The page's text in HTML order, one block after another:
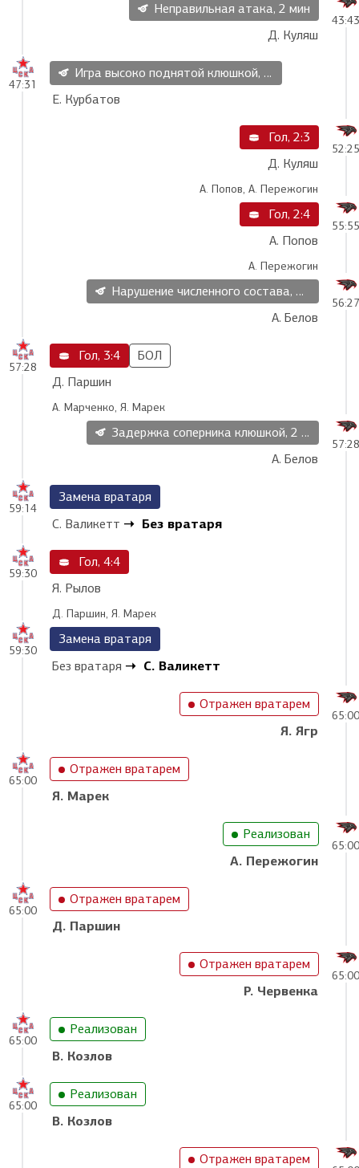
43:43
Неправильная атака, 2 мин
Д. Куляш
47:31
Игра высоко поднятой клюшкой, 2 мин
Е. Курбатов
52:25
Гол, 2:3
Д. Куляш
А. Попов, А. Пережогин
55:55
Гол, 2:4
А. Попов
А. Пережогин
56:27
Нарушение численного состава, 2 мин
А. Белов
57:28
Гол, 3:4
БОЛ
Д. Паршин
А. Марченко, Я. Марек
57:28
Задержка соперника клюшкой, 2 мин
А. Белов
59:14
Замена вратаря
С. Валикетт
Без вратаря
59:30
Гол, 4:4
Я. Рылов
Д. Паршин, Я. Марек
59:30
Замена вратаря
Без вратаря
С. Валикетт
65:00
Отражен вратарем
Я. Ягр
65:00
Отражен вратарем
Я. Марек
65:00
Реализован
А. Пережогин
65:00
Отражен вратарем
Д. Паршин
65:00
Отражен вратарем
Р. Червенка
65:00
Реализован
В. Козлов
65:00
Реализован
В. Козлов
Отражен вратарем